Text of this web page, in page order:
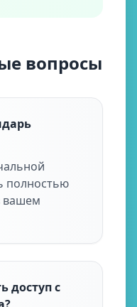
вопросы
полностью
вашем
доступ с